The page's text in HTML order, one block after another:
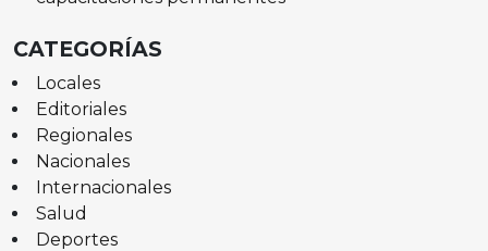
CATEGORÍAS
Locales
Editoriales
Regionales
Nacionales
Internacionales
Salud
Deportes